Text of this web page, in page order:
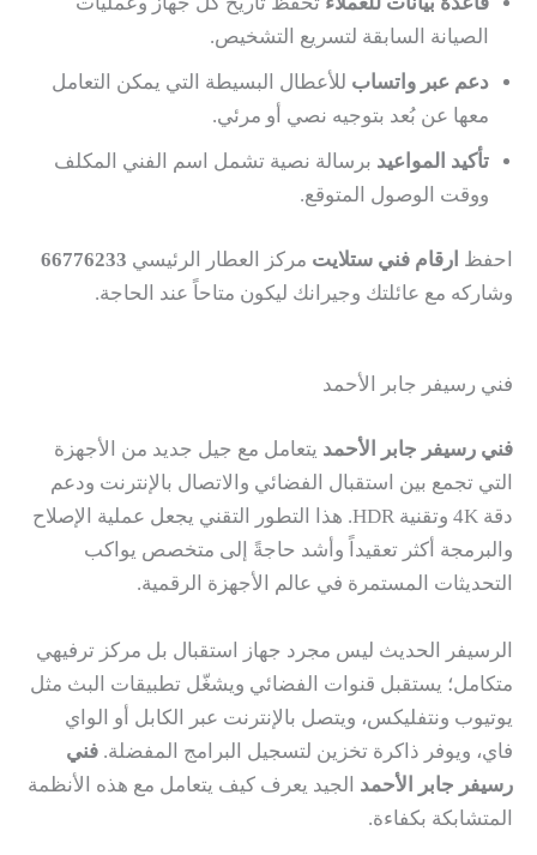
الصيانة السابقة لتسريع التشخيص.
دعم عبر واتساب للأعطال البسيطة التي يمكن التعامل
معها عن بُعد بتوجيه نصي أو مرئي.
تأكيد المواعيد برسالة نصية تشمل اسم الفني المكلف
ووقت الوصول المتوقع.
احفظ ارقام فني ستلايت مركز العطار الرئيسي 66776233
وشاركه مع عائلتك وجيرانك ليكون متاحاً عند الحاجة.
فني رسيفر جابر الأحمد
فني رسيفر جابر الأحمد يتعامل مع جيل جديد من الأجهزة
التي تجمع بين استقبال الفضائي والاتصال بالإنترنت ودعم
دقة 4K وتقنية HDR. هذا التطور التقني يجعل عملية الإصلاح
والبرمجة أكثر تعقيداً وأشد حاجةً إلى متخصص يواكب
التحديثات المستمرة في عالم الأجهزة الرقمية.
الرسيفر الحديث ليس مجرد جهاز استقبال بل مركز ترفيهي
متكامل؛ يستقبل قنوات الفضائي ويشغّل تطبيقات البث مثل
يوتيوب ونتفليكس، ويتصل بالإنترنت عبر الكابل أو الواي
فاي، ويوفر ذاكرة تخزين لتسجيل البرامج المفضلة. فني
رسيفر جابر الأحمد الجيد يعرف كيف يتعامل مع هذه الأنظمة
المتشابكة بكفاءة.